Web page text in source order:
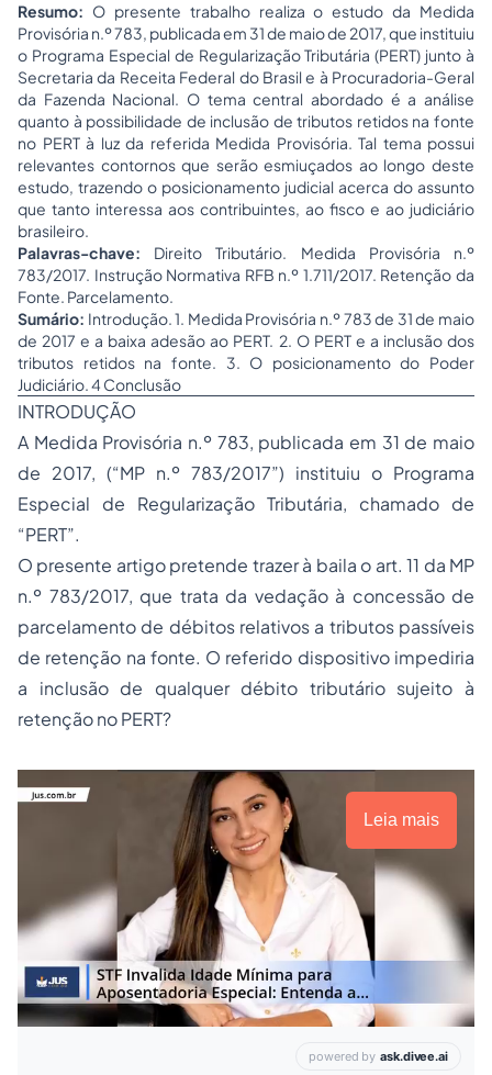
Resumo: O presente trabalho realiza o estudo da Medida
Provisória n.º 783, publicada em 31 de maio de 2017, que instituiu
o Programa Especial de Regularização Tributária (PERT) junto à
Secretaria da Receita Federal do Brasil e à Procuradoria-Geral
da Fazenda Nacional. O tema central abordado é a análise
quanto à possibilidade de inclusão de tributos retidos na fonte
no PERT à luz da referida Medida Provisória. Tal tema possui
relevantes contornos que serão esmiuçados ao longo deste
estudo, trazendo o posicionamento judicial acerca do assunto
que tanto interessa aos contribuintes, ao fisco e ao judiciário
brasileiro.
Palavras-chave: Direito Tributário. Medida Provisória n.º
783/2017. Instrução Normativa RFB n.º 1.711/2017. Retenção da
Fonte. Parcelamento.
Sumário: Introdução. 1. Medida Provisória n.º 783 de 31 de maio
de 2017 e a baixa adesão ao PERT. 2. O PERT e a inclusão dos
tributos retidos na fonte. 3. O posicionamento do Poder
Judiciário. 4 Conclusão
INTRODUÇÃO
A Medida Provisória n.º 783, publicada em 31 de maio
de 2017, (“MP n.º 783/2017”) instituiu o Programa
Especial de Regularização Tributária, chamado de
“PERT”.
O presente artigo pretende trazer à baila o art. 11 da MP
n.º 783/2017, que trata da vedação à concessão de
parcelamento de débitos relativos a tributos passíveis
de retenção na fonte. O referido dispositivo impediria
a inclusão de qualquer débito tributário sujeito à
retenção no PERT?
Leia mais